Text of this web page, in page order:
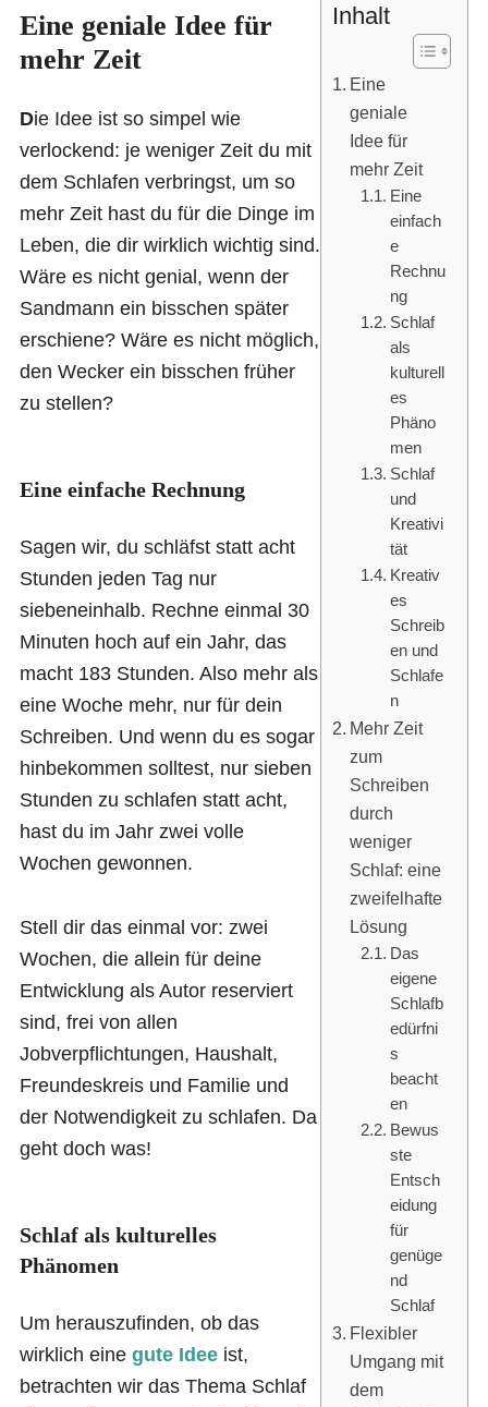
Inhalt
Eine
geniale
Idee für
mehr Zeit
Eine
einfach
e
Rechnu
ng
Schlaf
als
kulturell
es
Phäno
men
Schlaf
und
Kreativi
tät
Kreativ
es
Schreib
en und
Schlafe
n
Mehr Zeit
zum
Schreiben
durch
weniger
Schlaf: eine
zweifelhafte
Lösung
Das
eigene
Schlafb
edürfni
s
beacht
en
Bewus
ste
Entsch
eidung
für
genüge
nd
Schlaf
Flexibler
Umgang mit
dem
Eine geniale Idee für
mehr Zeit
Die Idee ist so simpel wie
verlockend: je weniger Zeit du mit
dem Schlafen verbringst, um so
mehr Zeit hast du für die Dinge im
Leben, die dir wirklich wichtig sind.
Wäre es nicht genial, wenn der
Sandmann ein bisschen später
erschiene? Wäre es nicht möglich,
den Wecker ein bisschen früher
zu stellen?
Eine einfache Rechnung
Sagen wir, du schläfst statt acht
Stunden jeden Tag nur
siebeneinhalb. Rechne einmal 30
Minuten hoch auf ein Jahr, das
macht 183 Stunden. Also mehr als
eine Woche mehr, nur für dein
Schreiben. Und wenn du es sogar
hinbekommen solltest, nur sieben
Stunden zu schlafen statt acht,
hast du im Jahr zwei volle
Wochen gewonnen.
Stell dir das einmal vor: zwei
Wochen, die allein für deine
Entwicklung als Autor reserviert
sind, frei von allen
Jobverpflichtungen, Haushalt,
Freundeskreis und Familie und
der Notwendigkeit zu schlafen. Da
geht doch was!
Schlaf als kulturelles
Phänomen
Um herauszufinden, ob das
wirklich eine gute Ideeist,
betrachten wir das Thema Schlaf